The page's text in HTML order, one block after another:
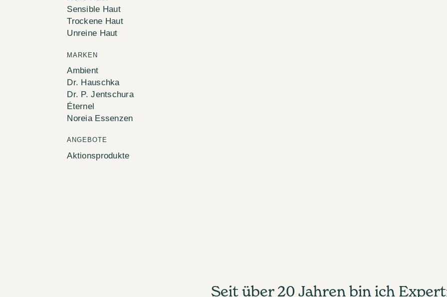
Sensible Haut
Trockene Haut
Unreine Haut
MARKEN
Ambient
Dr. Hauschka
Dr. P. Jentschura
Éternel
Noreia Essenzen
ANGEBOTE
Aktionsprodukte
Seit über 20 Jahren bin ich